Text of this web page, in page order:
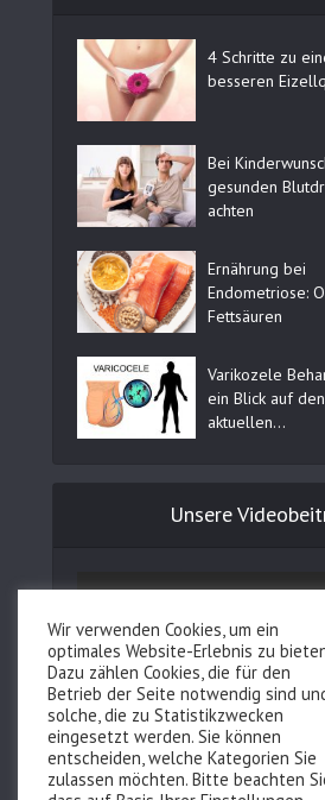
4 Schritte zu
besseren
Bei
gesunden
achten
Ernährung bei
Endometriose:
Fettsäuren
Varikozele
ein Blick auf den
aktuellen...
Unsere
In unserem YouTube Kanal
Fertilovit und wie Sie Ihre
Wir verwenden Cookies, um ein
optimales Website-Erlebnis zu
Dazu zählen Cookies, die für den
Betrieb der Seite notwendig sind
solche, die zu Statistikzwecken
eingesetzt werden. Sie können
entscheiden, welche Kategorien Sie
zulassen möchten. Bitte beachten